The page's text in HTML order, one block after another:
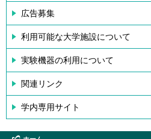
広告募集
利用可能な大学施設について
実験機器の利用について
関連リンク
学内専用サイト